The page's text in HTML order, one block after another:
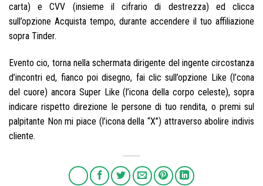
carta) e CVV (insieme il cifrario di destrezza) ed clicca
sull’opzione Acquista tempo, durante accendere il tuo affiliazione
sopra Tinder.
Evento cio, torna nella schermata dirigente del ingente circostanza
d’incontri ed, fianco poi disegno, fai clic sull’opzione Like (l’cona
del cuore) ancora Super Like (l’icona della corpo celeste), sopra
indicare rispetto direzione le persone di tuo rendita, o premi sul
palpitante Non mi piace (l’icona della “X”) attraverso abolire indivis
cliente.